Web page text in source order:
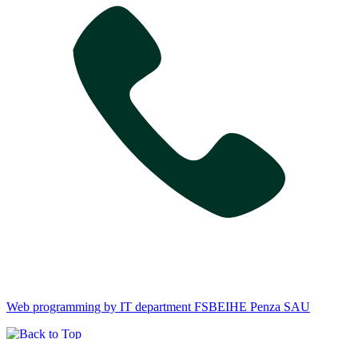
Web programming by IT department FSBEIHE Penza SAU